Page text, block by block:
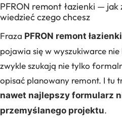
PFRON remont łazienki — jak
wiedzieć czego chcesz
Fraza PFRON remont
pojawia się w wyszukiwarce
zwykle szukają nie tylko
opisać planowany remont. I tu
nawet najlepszy formularz
przemyślanego projektu.